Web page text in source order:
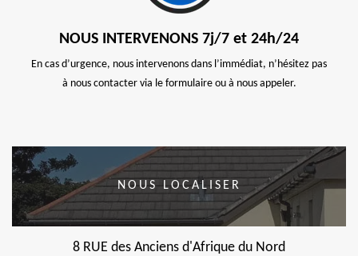
NOUS INTERVENONS 7j/7 et 24h/24
En cas d’urgence, nous intervenons dans l’immédiat, n’hésitez pas
à nous contacter via le formulaire ou à nous appeler.
NOUS LOCALISER
8 RUE des Anciens d'Afrique du Nord